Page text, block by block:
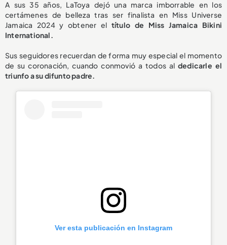
A sus 35 años, LaToya dejó una marca imborrable en los
certámenes de belleza tras ser finalista en Miss Universe
Jamaica 2024 y obtener el título de Miss Jamaica Bikini
International.
Sus seguidores recuerdan de forma muy especial el momento
de su coronación, cuando conmovió a todos al dedicarle el
triunfo a su difunto padre.
Ver esta publicación en Instagram